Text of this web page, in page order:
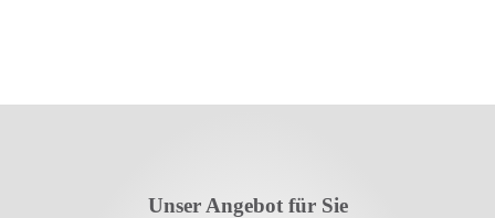
Unser Angebot für Sie